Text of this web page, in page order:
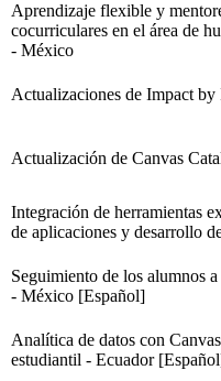
Aprendizaje flexible y
cocurriculares en el área de
- México
Actualizaciones de Impact by
Actualización de Canvas
Integración de herramientas
de aplicaciones y desarrollo
Seguimiento de los alumnos
- México [Español]
Analítica de datos con
estudiantil - Ecuador